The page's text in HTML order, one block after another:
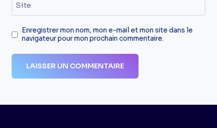
Site
Enregistrer mon nom, mon e-mail et mon site dans le
navigateur pour mon prochain commentaire.